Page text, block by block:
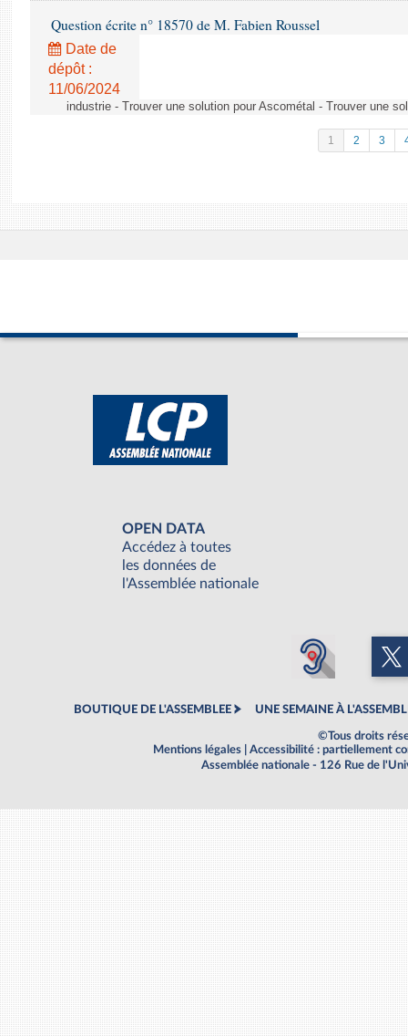
Question écrite n° 18570 de M. Fabien Roussel
Date de
dépôt :
11/06/2024
industrie - Trouver une solution pour Ascométal - Trouver une
1 2 3
OPEN DATA
Accédez à toutes
les données de
l'Assemblée nationale
BOUTIQUE DE L'ASSEMBLEE UNE SEMAINE À
©Tous droits
Mentions légales
Accessibilité : partiellement
Assemblée nationale - 126 Rue de